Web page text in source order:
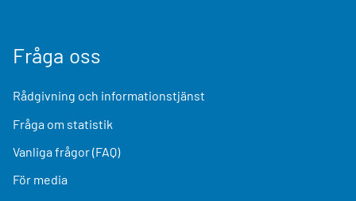
Fråga oss
Rådgivning och informationstjänst
Fråga om statistik
Vanliga frågor (FAQ)
För media